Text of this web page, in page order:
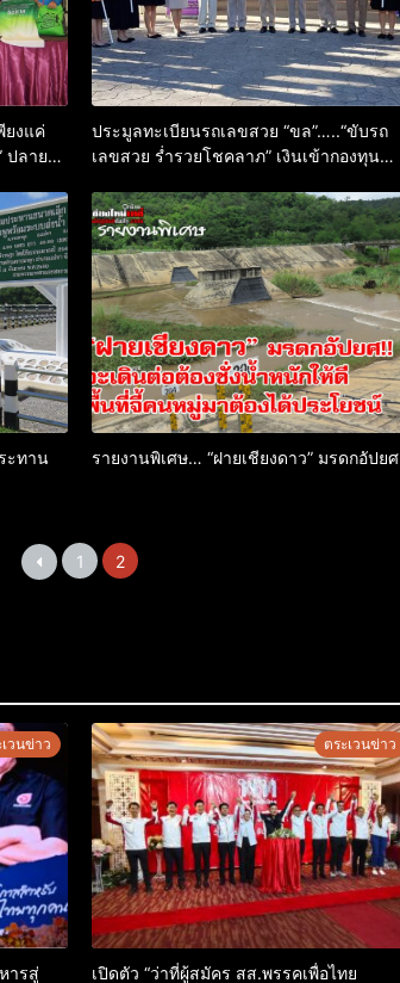
ยงแค่
ปลาย
ประมูลทะเบียนรถเลขสวย “ขล”…..“ขับรถ
เลขสวย ร่ำรวยโชคลาภ” เงินเข้ากองทุน
ะทาน
รายงานพิเศษ… “ฝายเชียงดาว” มรดกอัปยศ
1 2
เวนข่าว
ารสู่
ตระเวนข่าว
เปิดตัว “ว่าที่ผู้สมัคร สส.พรรคเพื่อไทย